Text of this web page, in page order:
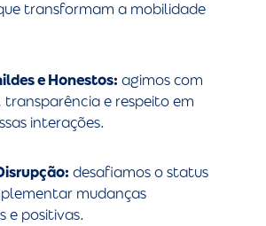
transformam a mobilidade
e Honestos: agimos com
transparência e respeito em
interações.
desafiamos o status
mudanças
e positivas.